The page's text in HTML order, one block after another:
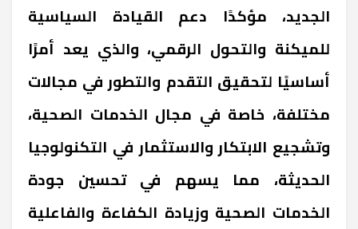
الجديد، مؤكدًا دعم القيادة السياسية
للميكنة والتحول الرقمي، والذي يعد أمرًا
أساسيًا لتحقيق التقدم والتطور في مجالات
مختلفة، خاصة في مجال الخدمات الصحية،
وتشجيع الابتكار والاستثمار في التكنولوجيا
الحديثة، مما يسهم في تحسين جودة
الخدمات الصحية وزيادة الكفاءة والفاعلية